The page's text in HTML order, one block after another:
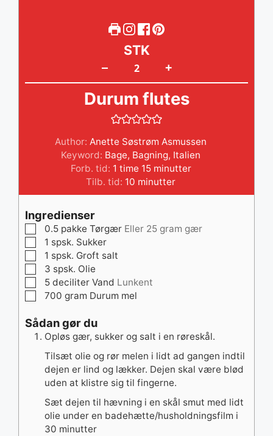
– +
STK
Durum flutes
Author:Anette Søstrøm Asmussen
Keyword: Bage, Bagning, Italien
Forb. tid: 1 time
time 15minutter
minutter
Tilb. tid: 10 minutter
minutter
Ingredienser
▢
0.5 pakke Tørgær Eller 25 gram gær
▢1 spsk. Sukker
▢1 spsk. Groft salt
▢
3 spsk. Olie
▢
5 deciliter Vand Lunkent
▢
700 gram Durum mel
Sådan gør du
Opløs gær, sukker og salt i en røreskål.
Tilsæt olie og rør melen i lidt ad gangen indtil
dejen er lind og lækker. Dejen skal være blød
uden at klistre sig til fingerne.
Sæt dejen til hævning i en skål smut med lidt
olie under en badehætte/husholdningsfilm i
30 minutter